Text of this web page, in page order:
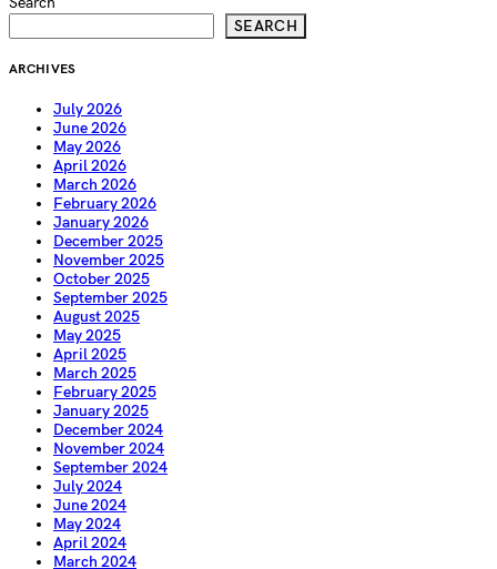
SEARCH
ARCHIVES
July 2026
June 2026
May 2026
April 2026
March 2026
February 2026
January 2026
December 2025
November 2025
October 2025
September 2025
August 2025
May 2025
April 2025
March 2025
February 2025
January 2025
December 2024
November 2024
September 2024
July 2024
June 2024
May 2024
April 2024
March 2024